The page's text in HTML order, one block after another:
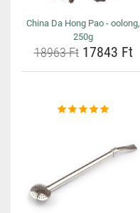
China Da Hong Pao - oolong,
250g
18963 Ft17843 Ft